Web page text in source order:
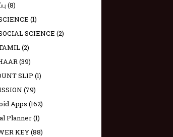
(8)
(1)
SCIENCE (2)
(2)
(39)
SLIP (1)
(79)
Apps (162)
Planner(1)
KEY(88)